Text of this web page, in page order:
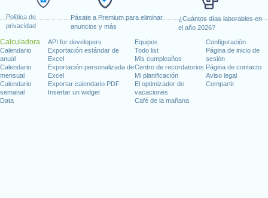
Política de
privacidad
Pásate a Premium para eliminar
anuncios y más
¿Cuántos días laborables en
el año 2026?
Calculadora
Calendario
anual
Calendario
mensual
Calendario
semanal
Data
API for developers
Exportación estándar de
Excel
Exportación personalizada de
Excel
Exportar calendario PDF
Insertar un widget
Equipos
Todo list
Mis cumpleaños
Centro de recordatorios
Mi planificación
El optimizador de
vacaciones
Café de la mañana
Configuración
Página de inicio de
sesión
Página de contacto
Aviso legal
Compartir